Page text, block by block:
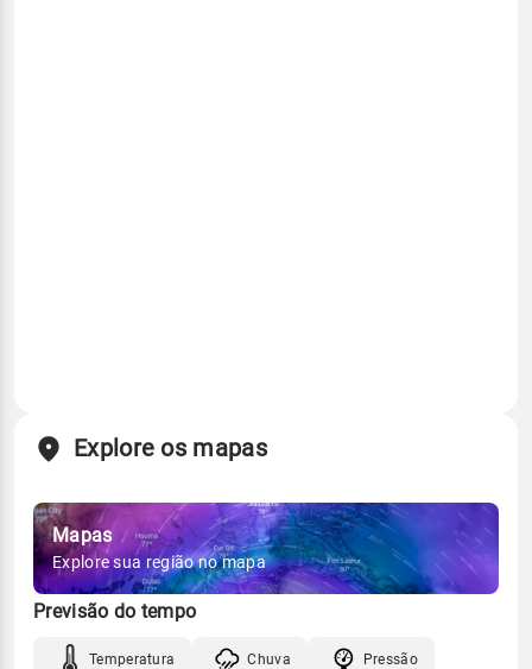
Explore os mapas
Mapas
Explore sua região no mapa
Previsão do tempo
Temperatura Chuva Pressão